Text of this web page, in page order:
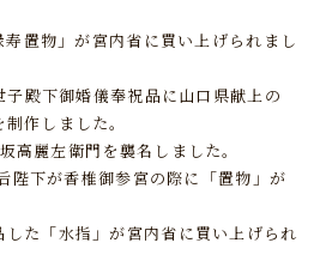
置物」が宮内省に買い上げられまし
殿下御婚儀奉祝品に山口県献上の
作しました。
高麗左衛門を襲名しました。
陛下が香椎御参宮の際に「置物」が
た「水指」が宮内省に買い上げられ